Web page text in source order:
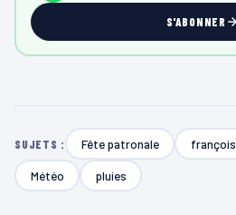
S'ABONNER
SUJETS : Fête patronale françois
Météo pluies